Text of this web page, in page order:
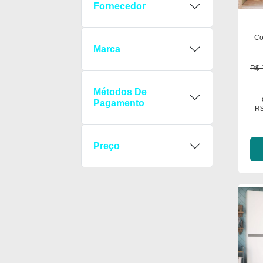
Fornecedor
Marca
Métodos De
Pagamento
Preço
R$